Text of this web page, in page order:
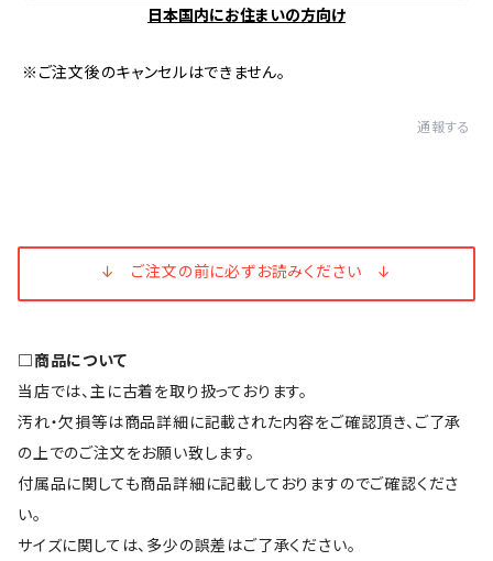
日本国内にお住まいの方向け
※ご注文後のキャンセルはできません。
通報する
↓ ご注文の前に必ずお読みください ↓
□商品について
当店では、主に古着を取り扱っております。
汚れ・欠損等は商品詳細に記載された内容をご確認頂き、ご了承
の上でのご注文をお願い致します。
付属品に関しても商品詳細に記載しておりますのでご確認くださ
い。
サイズに関しては、多少の誤差はご了承ください。